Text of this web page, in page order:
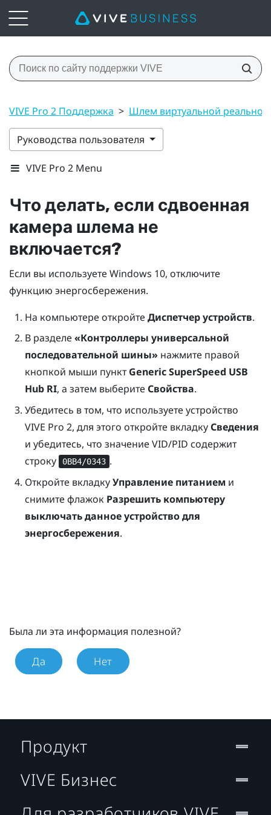
VIVE Pro 2 Поддержка > Шлем виртуальной
Руководства пользователя
VIVE Pro 2 Menu
Что делать, если сдвоенная
камера шлема не
включается?
Если вы используете Windows 10, отключите
функцию энергосбережения.
На компьютере откройте Диспетчер устройств.
В разделе «Контроллеры универсальной
последовательной шины» нажмите правой
кнопкой мыши пунктGeneric SuperSpeed USB
Hub RI, а затем выберите Свойства.
Убедитесь в том, что используете устройство
VIVE Pro 2, для этого откройте вкладкуСведения
и убедитесь, что значение VID/PID содержит
строку
0BB4/0343 .
Откройте вкладкуУправление питаниеми
снимите флажок Разрешить компьютеру
выключать данное устройство для
энергосбережения.
Была ли эта информация полезной?
Да Нет
Продукт
VIVE Бизнес